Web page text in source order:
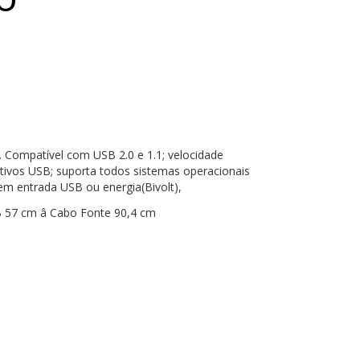
com USB 2.0 e 1.1; velocidade
USB; suporta todos sistemas operacionais
entrada USB ou energia(Bivolt),
cm â Cabo Fonte 90,4 cm